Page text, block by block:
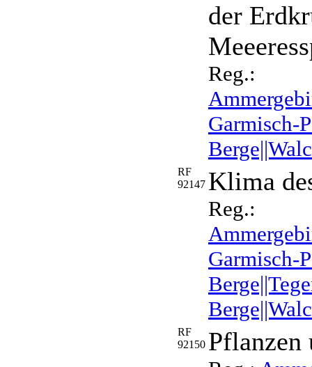
der
Reg.:
Garmisch-
RF
92147 Klima
Reg.:
Garmisch-
RF
92150 Pflanzen